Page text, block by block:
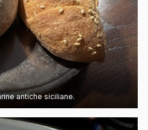
antiche siciliane.